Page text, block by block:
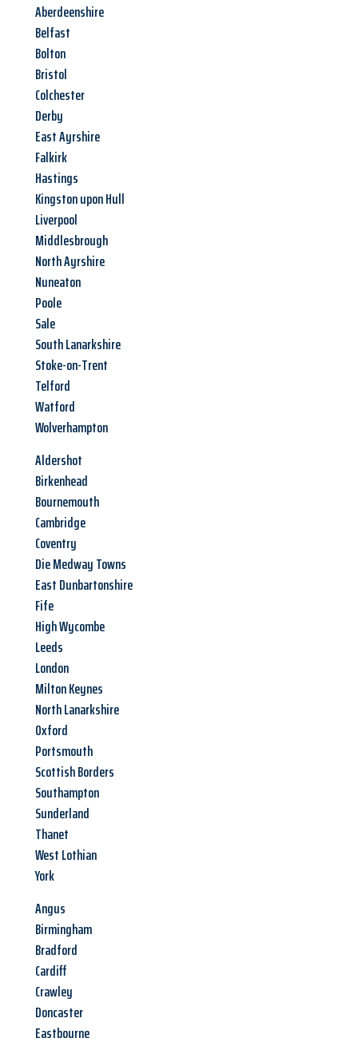
Aberdeenshire
Belfast
Bolton
Bristol
Colchester
Derby
East Ayrshire
Falkirk
Hastings
Kingston upon Hull
Liverpool
Middlesbrough
North Ayrshire
Nuneaton
Poole
Sale
South Lanarkshire
Stoke-on-Trent
Telford
Watford
Wolverhampton
Aldershot
Birkenhead
Bournemouth
Cambridge
Coventry
Die Medway Towns
East Dunbartonshire
Fife
High Wycombe
Leeds
London
Milton Keynes
North Lanarkshire
Oxford
Portsmouth
Scottish Borders
Southampton
Sunderland
Thanet
West Lothian
York
Angus
Birmingham
Bradford
Cardiff
Crawley
Doncaster
Eastbourne